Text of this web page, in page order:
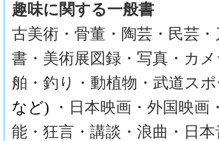
趣味に関する一般書
古美術・骨董・陶芸・民芸
書・美術展図録・写真・カ
舶・釣り・動植物・武道ス
など)
・日本映画・外国映
能・狂言・講談・浪曲・日